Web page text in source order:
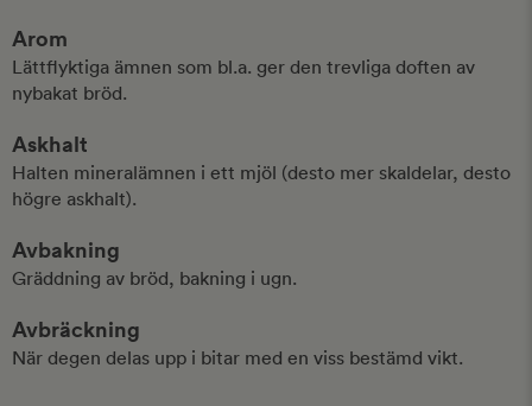
Arom
Lättflyktiga ämnen som bl.a. ger den trevliga doften av
nybakat bröd.
Askhalt
Halten mineralämnen i ett mjöl (desto mer skaldelar, desto
högre askhalt).
Avbakning
Gräddning av bröd, bakning i ugn.
Avbräckning
När degen delas upp i bitar med en viss bestämd vikt.